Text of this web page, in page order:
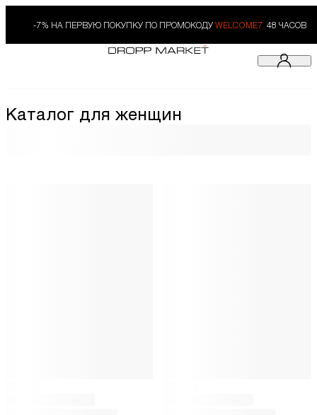
-7% НА ПЕРВУЮ ПОКУПКУ ПО ПРОМОКОДУ WELCOME7. 48 ЧАСОВ
Каталог для женщин